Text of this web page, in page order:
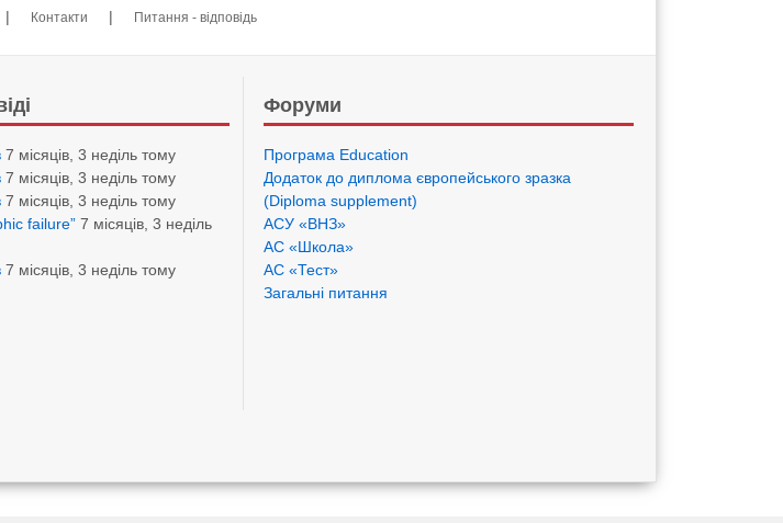
| Контакти | Питання - відповідь
7 місяців, 3 неділь тому
7 місяців, 3 неділь тому
7 місяців, 3 неділь тому
failure” 7 місяців, 3 неділь
7 місяців, 3 неділь тому
Форуми
Програма Eduсation
Додаток до диплома європейського зразка
(Diploma supplement)
АСУ «ВНЗ»
АС «Школа»
АС «Тест»
Загальні питання